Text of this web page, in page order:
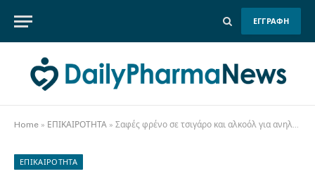
ΕΓΓΡΑΦΗ
Home » ΕΠΙΚΑΙΡΟΤΗΤΑ » Σαφές φρένο σε τσιγάρο και αλκοόλ για ανηλίκους: Νέος νόμος με αυστηρούς ελέγχους και ψηφιακά εργαλεία
ΕΠΙΚΑΙΡΟΤΗΤΑ